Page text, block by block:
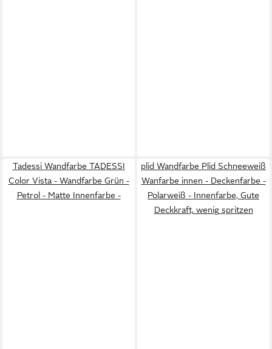
Tadessi Wandfarbe TADESSI
Color Vista - Wandfarbe Grün -
Petrol - Matte Innenfarbe -
plid Wandfarbe Plid Schneeweiß
Wanfarbe innen - Deckenfarbe -
Polarweiß - Innenfarbe, Gute
Deckkraft, wenig spritzen